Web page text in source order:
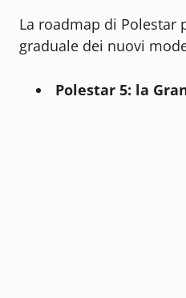
La roadmap di Polestar
graduale dei nuovi
Polestar 5: la